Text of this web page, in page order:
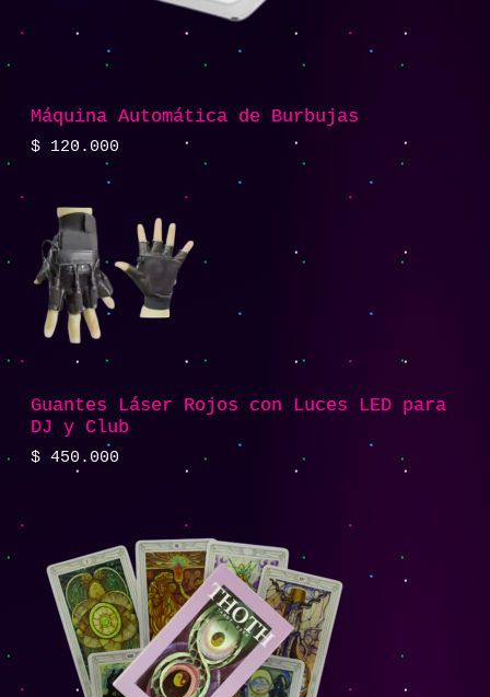
Máquina Automática de Burbujas
$ 120.000
Guantes Láser Rojos con Luces LED para
DJ y Club
$ 450.000